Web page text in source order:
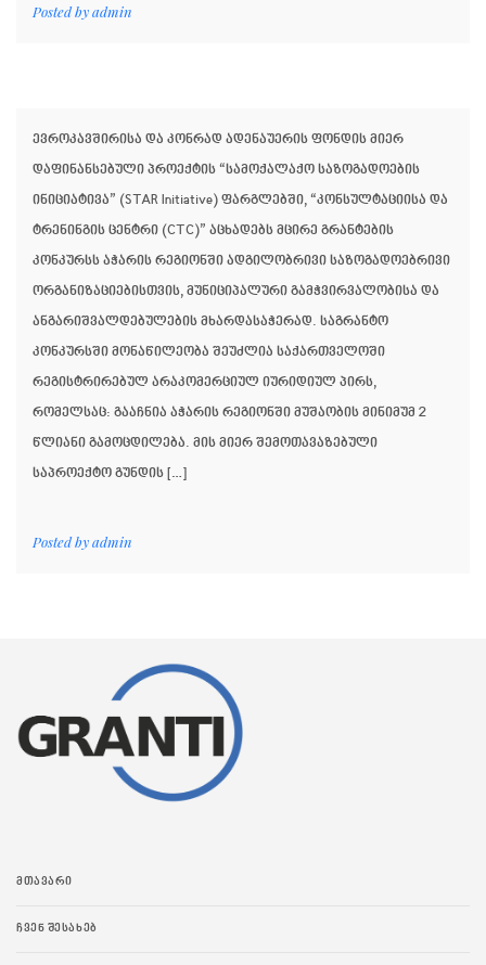
Posted byadmin
ევროკავშირისა და კონრად ადენაუერის ფონდის მიერ
დაფინანსებული პროექტის “სამოქალაქო საზოგადოების
ინიციატივა” (STAR Initiative) ფარგლებში, “კონსულტაციისა და
ტრენინგის ცენტრი (CTC)” აცხადებს მცირე გრანტების
კონკურსს აჭარის რეგიონში ადგილობრივი საზოგადოებრივი
ორგანიზაციებისთვის, მუნიციპალური გამჭვირვალობისა და
ანგარიშვალდებულების მხარდასაჭერად. საგრანტო
კონკურსში მონაწილეობა შეუძლია საქართველოში
რეგისტრირებულ არაკომერციულ იურიდიულ პირს,
რომელსაც: გააჩნია აჭარის რეგიონში მუშაობის მინიმუმ 2
წლიანი გამოცდილება. მის მიერ შემოთავაზებული
საპროექტო გუნდის […]
Posted byadmin
ᲛᲗᲐᲕᲐᲠᲘ
ᲩᲕᲔᲜ ᲨᲔᲡᲐᲮᲔᲑ